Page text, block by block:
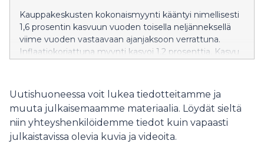
Kauppakeskusten kokonaismyynti kääntyi nimellisesti
1,6 prosentin kasvuun vuoden toisella neljänneksellä
viime vuoden vastaavaan ajanjaksoon verrattuna.
Inflaatiokorjattuna myynti kasvoi 1,2 prosenttia. Kasvu
vastaavien kuukausien tason. Myynti kasvoi eniten, 2,1
prosenttia, pääkaupunkiseudun kauppakeskuksissa,
kun taas muualla Suomessa myynnin muutos jäi alle
prosenttiin. Koko ensimmäisen vuosipuoliskon
kokonaismyynti oli 0,4 prosenttia edellistä vuotta
Uutishuoneessa voit lukea tiedotteitamme ja
muuta julkaisemaamme materiaalia. Löydät sieltä
niin yhteyshenkilöidemme tiedot kuin vapaasti
julkaistavissa olevia kuvia ja videoita.